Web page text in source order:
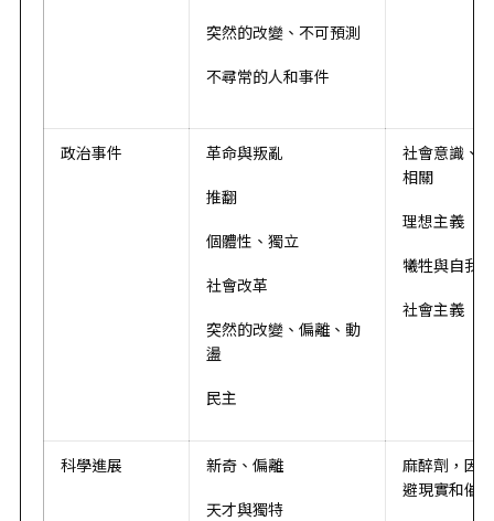
突然的改變、不可預測
不尋常的人和事件
政治事件
革命與叛亂
推翻
個體性、獨立
社會改革
突然的改變、偏離、動
盪
民主
社會意識、
相關
理想主義
犧牲與自我
社會主義
科學進展
新奇、偏離
天才與獨特
麻醉劑，因
避現實和催眠